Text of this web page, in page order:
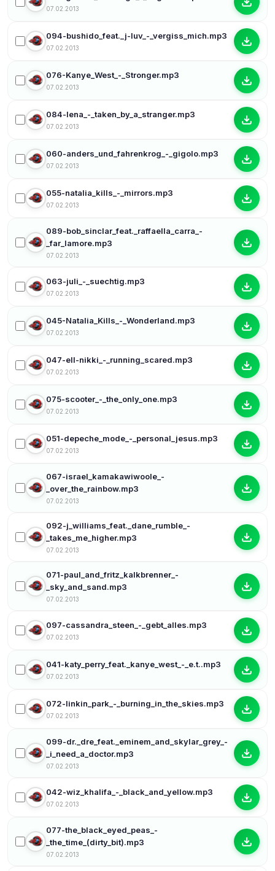
07.02.2013
094-bushido_feat._j-luv_-_vergiss_mich.mp3
07.02.2013
076-Kanye_West_-_Stronger.mp3
07.02.2013
084-lena_-_taken_by_a_stranger.mp3
07.02.2013
060-anders_und_fahrenkrog_-_gigolo.mp3
07.02.2013
055-natalia_kills_-_mirrors.mp3
07.02.2013
089-bob_sinclar_feat._raffaella_carra_-
_far_lamore.mp3
07.02.2013
063-juli_-_suechtig.mp3
07.02.2013
045-Natalia_Kills_-_Wonderland.mp3
07.02.2013
047-ell-nikki_-_running_scared.mp3
07.02.2013
075-scooter_-_the_only_one.mp3
07.02.2013
051-depeche_mode_-_personal_jesus.mp3
07.02.2013
067-israel_kamakawiwoole_-
_over_the_rainbow.mp3
07.02.2013
092-j_williams_feat._dane_rumble_-
_takes_me_higher.mp3
07.02.2013
071-paul_and_fritz_kalkbrenner_-
_sky_and_sand.mp3
07.02.2013
097-cassandra_steen_-_gebt_alles.mp3
07.02.2013
041-katy_perry_feat._kanye_west_-_e.t..mp3
07.02.2013
072-linkin_park_-_burning_in_the_skies.mp3
07.02.2013
099-dr._dre_feat._eminem_and_skylar_grey_-
_i_need_a_doctor.mp3
07.02.2013
042-wiz_khalifa_-_black_and_yellow.mp3
07.02.2013
077-the_black_eyed_peas_-
_the_time_(dirty_bit).mp3
07.02.2013